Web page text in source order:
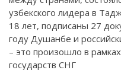
узбекского лидера в
18 лет, подписаны 27
году Душанбе и
– это произошло в
государств СНГ